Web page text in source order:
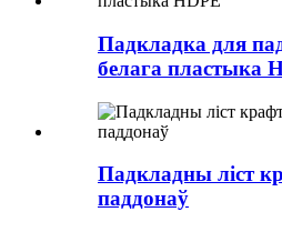
Падкладка для
белага пластыка
Падкладны ліст
паддонаў